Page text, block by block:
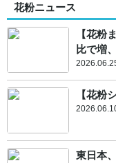
花粉ニュース
【花粉
比で増
【花粉
東日本